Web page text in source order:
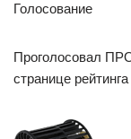
Голосование
Проголосовал
странице рейтинга